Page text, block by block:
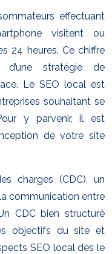
effectuant
visitent ou
24 heures. Ce chiffre
d’une stratégie de
Le SEO local est
souhaitant se
y parvenir, il est
de votre site
charges (CDC), un
communication entre
CDC bien structuré
objectifs du site et
SEO local dès le